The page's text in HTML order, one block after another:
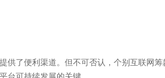
供了便利渠道。但不可否认，个别互联网筹